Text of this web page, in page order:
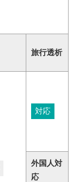
旅行透析
対応
外国人対
応